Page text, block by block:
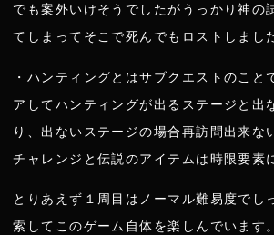
でも案外いけそうでしたがうっかり神の
てしまってそこで死んでもロストしまし
・ハンティングとはサブクエストのこと
アしてハンティングが出るステージと出
り、出ないステージの場合再訪問出来な
チャレンジと伝説のアイテムは時限要素
とりあえず１周目はノーマル難易度でし
索してこのゲーム自体を楽しんでいます。